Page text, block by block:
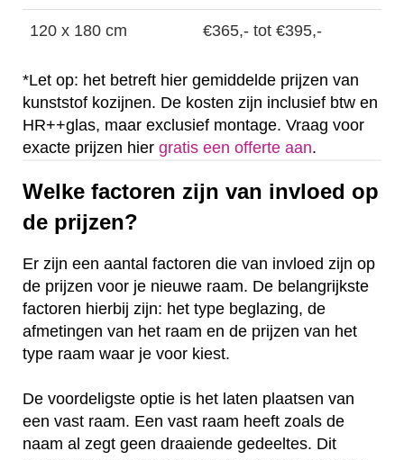
120 x 180 cm €365,- tot €395,-
*Let op: het betreft hier gemiddelde prijzen van
kunststof kozijnen. De kosten zijn inclusief btw en
HR++glas, maar exclusief montage. Vraag voor
exacte prijzen hier gratis een offerte aan.
Welke factoren zijn van invloed op
de prijzen?
Er zijn een aantal factoren die van invloed zijn op
de prijzen voor je nieuwe raam. De belangrijkste
factoren hierbij zijn: het type beglazing, de
afmetingen van het raam en de prijzen van het
type raam waar je voor kiest.
De voordeligste optie is het laten plaatsen van
een vast raam. Een vast raam heeft zoals de
naam al zegt geen draaiende gedeeltes. Dit